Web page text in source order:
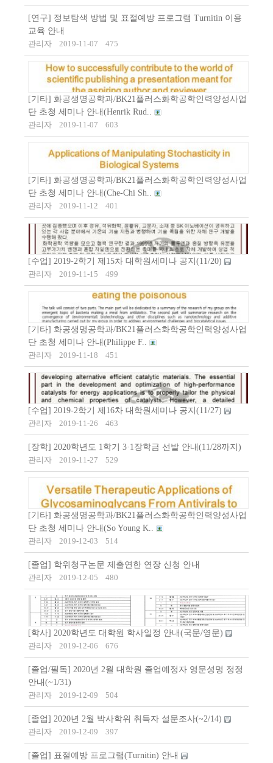
[연구] 정보탐색 방법 및 표절예방 프로그램 Turnitin 이용
교육 안내
관리자
2019-11-07 475
[기타] 화공생명공학과/BK21플러스화학공학인력양성사업
단 초청 세미나 안내(Henrik Rud..
관리자
2019-11-07 603
[기타] 화공생명공학과/BK21플러스화학공학인력양성사업
단 초청 세미나 안내(Che-Chi Sh..
관리자
2019-11-12 401
[수업] 2019-2학기 제15차 대학원세미나 공지(11/20)
관리자
2019-11-15 499
[기타] 화공생명공학과/BK21플러스화학공학인력양성사업
단 초청 세미나 안내(Philippe F..
관리자
2019-11-18 451
[수업] 2019-2학기 제16차 대학원세미나 공지(11/27)
관리자
2019-11-26 463
[장학] 2020학년도 1학기 3·1장학금 선발 안내(11/28까지)
관리자
2019-11-27 529
[기타] 화공생명공학과/BK21플러스화학공학인력양성사업
단 초청 세미나 안내(So Young K..
관리자
2019-12-03 514
[졸업] 학위청구논문 제출연한 연장 신청 안내
관리자
2019-12-05 480
[학사] 2020학년도 대학원 학사일정 안내(국문/영문)
관리자
2019-12-06 676
[졸업/필독] 2020년 2월 대학원 졸업예정자 영문성명 정정
안내(~1/31)
관리자
2019-12-09 504
[졸업] 2020년 2월 박사학위 취득자 설문조사(~2/14)
관리자
2019-12-09 397
[졸업] 표절예방 프로그램(Turnitin) 안내